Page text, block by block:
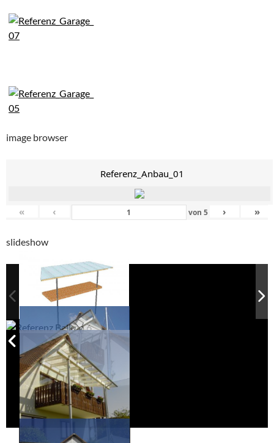
image browser
Referenz_Anbau_01
« ‹ von 5 › »
slideshow